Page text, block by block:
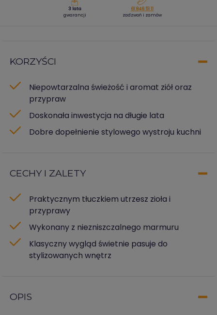
3 lata
gwarancji
61 846 51 11
zadzwoń i zamów
KORZYŚCI
Niepowtarzalna świeżość i aromat ziół oraz
przypraw
Doskonała inwestycja na długie lata
Dobre dopełnienie stylowego wystroju kuchni
CECHY I ZALETY
Praktycznym tłuczkiem utrzesz zioła i
przyprawy
Wykonany z niezniszczalnego marmuru
Klasyczny wygląd świetnie pasuje do
stylizowanych wnętrz
OPIS